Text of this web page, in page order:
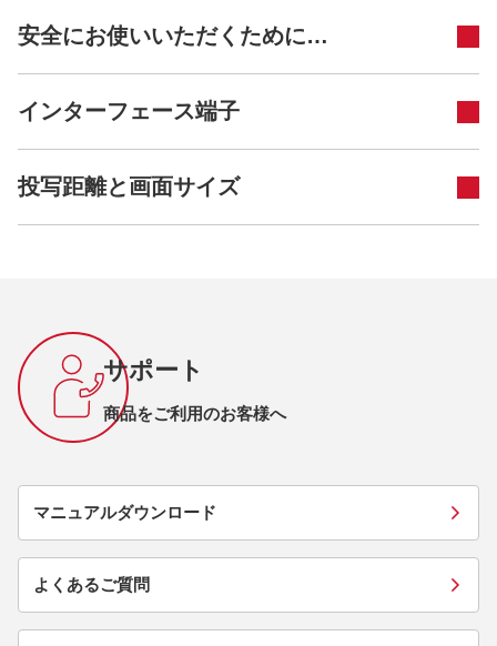
安全にお使いいただくために…
インターフェース端子
投写距離と画面サイズ
サポート
商品をご利用のお客様へ
マニュアルダウンロード
よくあるご質問